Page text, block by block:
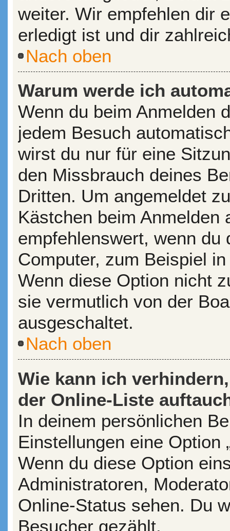
weiter. Wir empfehlen dir
erledigt ist und dir
Nach oben
Warum werde ich
Wenn du beim Anmelden
jedem Besuch
wirst du nur für eine
den Missbrauch deines
Dritten. Um angemeldet
Kästchen beim
empfehlenswert, wenn du
Computer, zum Beispiel
Wenn diese Option nicht
sie vermutlich von der
ausgeschaltet.
Nach oben
Wie kann ich
der Online-Liste
In deinem persönlichen
Einstellungen eine Option
Wenn du diese Option
Administratoren,
Online-Status sehen. Du
Besucher gezählt.